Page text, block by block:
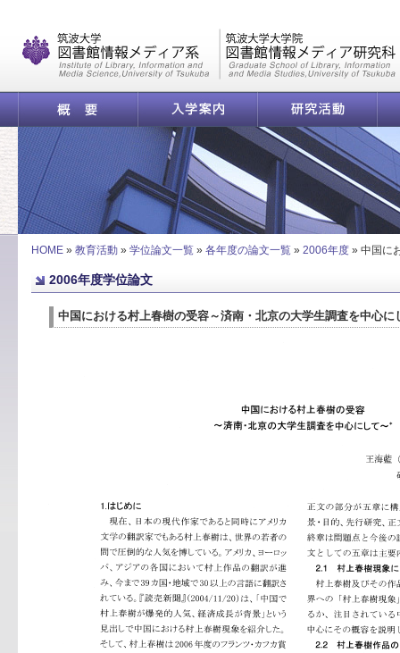
概要 入学案内 研究活動
中国における村上春樹の受容～済南・北京の大学生調査を中心に
HOME » 教育活動 » 学位論文一覧 » 各年度の論文一覧 » 2006年度 » 中国に
2006年度学位論文
中国における村上春樹の受容～済南・北京の大学生調査を中心に